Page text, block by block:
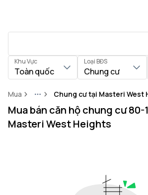
Khu Vực
Toàn quốc
Loại BĐS
Chung cư
Mua MoreChung cư tại Masteri West
Mua bán căn hộ chung cư 80-
Masteri West Heights